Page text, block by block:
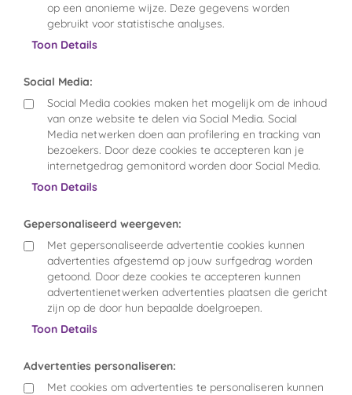
op een anonieme wijze. Deze gegevens worden
gebruikt voor statistische analyses.
Toon Details
Social Media:
Social Media cookies maken het mogelijk om de inhoud
van onze website te delen via Social Media. Social
Media netwerken doen aan profilering en tracking van
bezoekers. Door deze cookies te accepteren kan je
internetgedrag gemonitord worden door Social Media.
Toon Details
Gepersonaliseerd weergeven:
Met gepersonaliseerde advertentie cookies kunnen
advertenties afgestemd op jouw surfgedrag worden
getoond. Door deze cookies te accepteren kunnen
advertentienetwerken advertenties plaatsen die gericht
zijn op de door hun bepaalde doelgroepen.
Toon Details
Advertenties personaliseren:
Met cookies om advertenties te personaliseren kunnen